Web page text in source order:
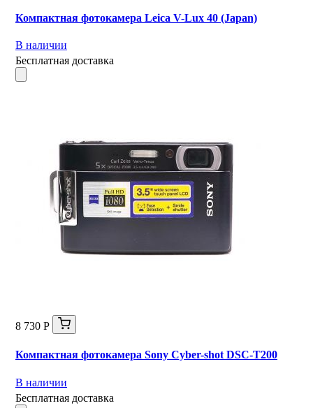
Компактная фотокамера Leica V-Lux 40 (Japan)
В наличии
Бесплатная доставка
8 730 Р
Компактная фотокамера Sony Cyber-shot DSC-T200
В наличии
Бесплатная доставка